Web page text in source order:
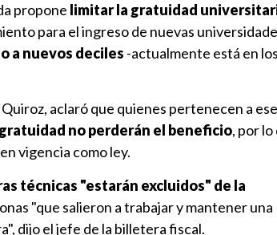
propone limitar la gratuidad
para el ingreso de nuevas
a nuevos deciles -actualmente está en
aclaró que quienes pertenecen a ese
no perderán el beneficio, por lo
vigencia como ley.
técnicas "estarán excluidos" de la
"que salieron a trabajar y mantener una
dijo el jefe de la billetera fiscal.